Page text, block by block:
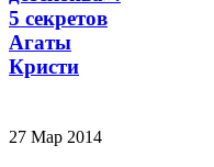
5 секретов
Агаты
Кристи
27 Мар 2014